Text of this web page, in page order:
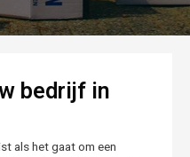
bedrijf in
als het gaat om een